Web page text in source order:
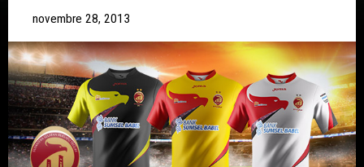
novembre 28, 2013